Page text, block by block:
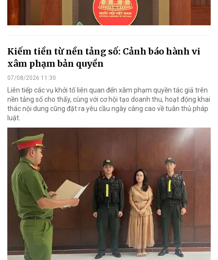
Kiếm tiền từ nền tảng số: Cảnh báo hành vi
xâm phạm bản quyền
07/08/2026 11:30
Liên tiếp các vụ khởi tố liên quan đến xâm phạm quyền tác giả trên
nền tảng số cho thấy, cùng với cơ hội tạo doanh thu, hoạt động khai
thác nội dung cũng đặt ra yêu cầu ngày càng cao về tuân thủ pháp
luật.